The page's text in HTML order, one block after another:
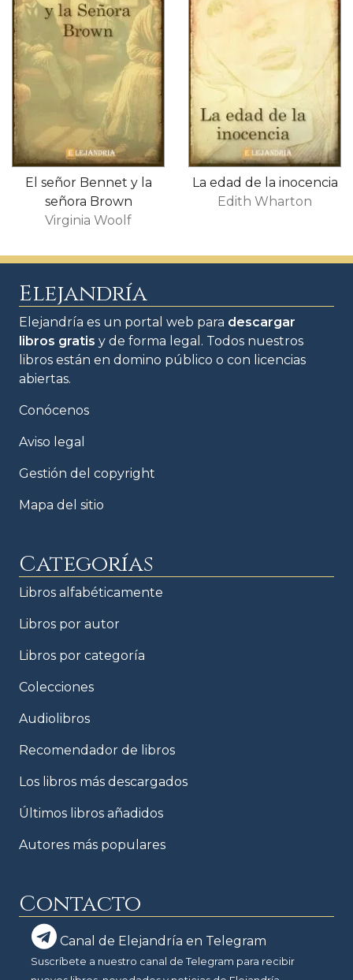
El señor Bennet y la
señora Brown
Virginia Woolf
La edad de la inocencia
Edith Wharton
Elejandría
Elejandría es un portal web para descargar
libros gratis y de forma legal. Todos nuestros
libros están en domino público o con licencias
abiertas.
Conócenos
Aviso legal
Gestión del copyright
Mapa del sitio
Categorías
Libros alfabéticamente
Libros por autor
Libros por categoría
Colecciones
Audiolibros
Recomendador de libros
Los libros más descargados
Últimos libros añadidos
Autores más populares
Contacto
Canal de Elejandría en Telegram
Suscríbete a nuestro canal de Telegram para recibir